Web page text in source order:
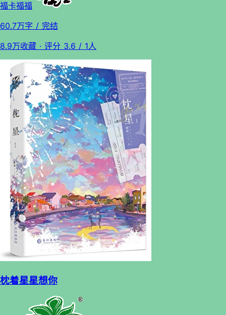
福卡福福
60.7万字 / 完结
8.9万收藏 · 评分 3.6 / 1人
枕着星星想你